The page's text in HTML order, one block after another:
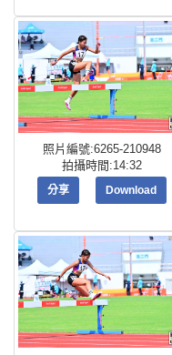
照片編號:6265-210948
拍攝時間:14:32
分享 Download